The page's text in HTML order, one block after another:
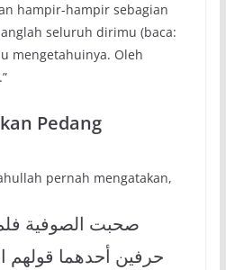
hampir-hampir sebagian
seluruh dirimu (baca:
mengetahuinya. Oleh
Pedang
pernah mengatakan,
صحبت الصوفية
حرفين أحدهما